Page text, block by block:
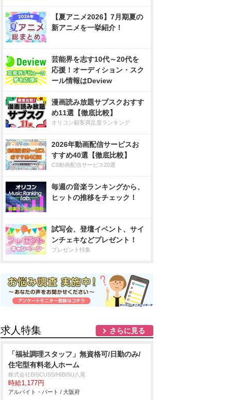
【夏アニメ2026】7月期夏の
新アニメを一挙紹介！
芸能界を志す10代～20代を
応援！オーディション・スク
ール情報はDeview
漫画読み放題サブスクおすす
め11選【徹底比較】
オリコン顧客満足度ランキング
2026年動画配信サービスお
すすめ40選【徹底比較】
CS動画配信サービス20選
毎週の音楽ランキングから、
ヒットの推移をチェック！
試写会、登壇イベント、サイ
ンチェキなどプレゼント！
プレゼント特集
求人特集 さらに見る
「福祉調理スタッフ」無資格可/日勤のみ/
住宅型有料老人ホーム
株式会社BISCUSS/HIBISU八尾
時給1,177円
アルバイト・パート / 大阪府